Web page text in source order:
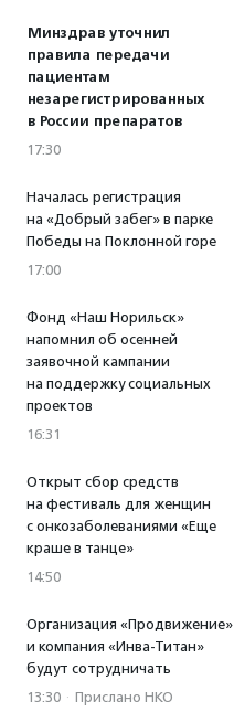
Минздрав уточнил
правила передачи
пациентам
незарегистрированных
в России препаратов
17:30
Началась регистрация
на «Добрый забег» в парке
Победы на Поклонной горе
17:00
Фонд «Наш Норильск»
напомнил об осенней
заявочной кампании
на поддержку социальных
проектов
16:31
Открыт сбор средств
на фестиваль для женщин
с онкозаболеваниями «Еще
краше в танце»
14:50
Организация «Продвижение»
и компания «Инва-Титан»
будут сотрудничать
13:30 · Прислано НКО